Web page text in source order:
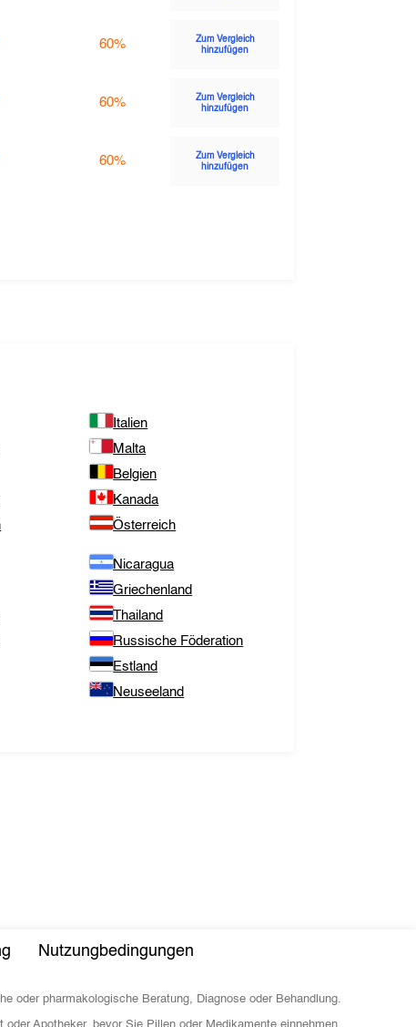
60%
Zum Vergleich
hinzufügen
60%
Zum Vergleich
hinzufügen
60%
Zum Vergleich
hinzufügen
Italien
Malta
Belgien
Kanada
Österreich
Nicaragua
Griechenland
Thailand
Russische Föderation
Estland
Neuseeland
Nutzungbedingungen
oder pharmakologische Beratung, Diagnose oder Behandlung.